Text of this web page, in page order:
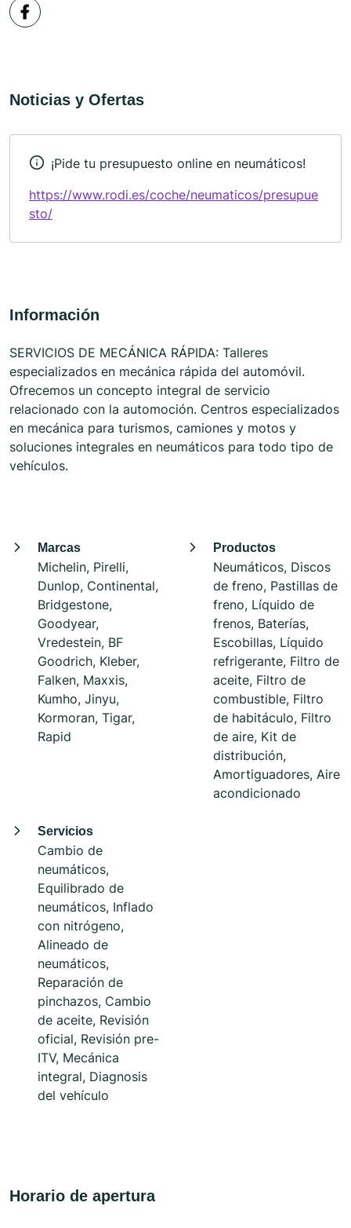
Noticias y Ofertas
¡Pide tu presupuesto online en neumáticos!
https://www.rodi.es/coche/neumaticos/presupue
sto/
Información
SERVICIOS DE MECÁNICA RÁPIDA: Talleres
especializados en mecánica rápida del automóvil.
Ofrecemos un concepto integral de servicio
relacionado con la automoción. Centros especializados
en mecánica para turismos, camiones y motos y
soluciones integrales en neumáticos para todo tipo de
vehículos.
Marcas
Michelin, Pirelli,
Dunlop, Continental,
Bridgestone,
Goodyear,
Vredestein, BF
Goodrich, Kleber,
Falken, Maxxis,
Kumho, Jinyu,
Kormoran, Tigar,
Rapid
Productos
Neumáticos, Discos
de freno, Pastillas de
freno, Líquido de
frenos, Baterías,
Escobillas, Líquido
refrigerante, Filtro de
aceite, Filtro de
combustible, Filtro
de habitáculo, Filtro
de aire, Kit de
distribución,
Amortiguadores, Aire
acondicionado
Servicios
Cambio de
neumáticos,
Equilibrado de
neumáticos, Inflado
con nitrógeno,
Alineado de
neumáticos,
Reparación de
pinchazos, Cambio
de aceite, Revisión
oficial, Revisión pre-
ITV, Mecánica
integral, Diagnosis
del vehículo
Horario de apertura